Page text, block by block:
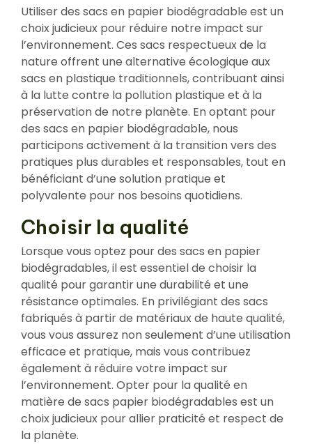
Utiliser des sacs en papier biodégradable est un
choix judicieux pour réduire notre impact sur
l’environnement. Ces sacs respectueux de la
nature offrent une alternative écologique aux
sacs en plastique traditionnels, contribuant ainsi
à la lutte contre la pollution plastique et à la
préservation de notre planète. En optant pour
des sacs en papier biodégradable, nous
participons activement à la transition vers des
pratiques plus durables et responsables, tout en
bénéficiant d’une solution pratique et
polyvalente pour nos besoins quotidiens.
Choisir la qualité
Lorsque vous optez pour des sacs en papier
biodégradables, il est essentiel de choisir la
qualité pour garantir une durabilité et une
résistance optimales. En privilégiant des sacs
fabriqués à partir de matériaux de haute qualité,
vous vous assurez non seulement d’une utilisation
efficace et pratique, mais vous contribuez
également à réduire votre impact sur
l’environnement. Opter pour la qualité en
matière de sacs papier biodégradables est un
choix judicieux pour allier praticité et respect de
la planète.